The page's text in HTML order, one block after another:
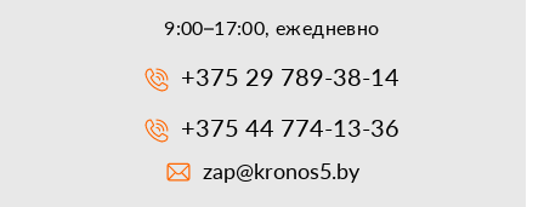
9:00–17:00, ежедневно
+375 29 789-38-14
+375 44 774-13-36
zap@kronos5.by